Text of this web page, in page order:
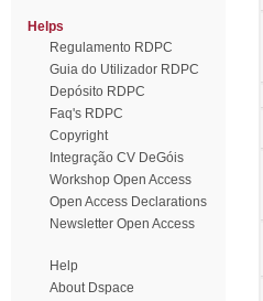
Helps
Regulamento RDPC
Guia do Utilizador RDPC
Depósito RDPC
Faq's RDPC
Copyright
Integração CV DeGóis
Workshop Open Access
Open Access Declarations
Newsletter Open Access
Help
About Dspace